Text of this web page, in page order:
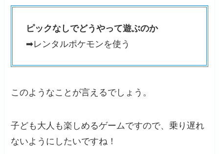
ピックなしでどうやって遊ぶのか
➡レンタルポケモンを使う
このようなことが言えるでしょう。
子ども大人も楽しめるゲームですので、乗り遅れ
ないようにしたいですね！